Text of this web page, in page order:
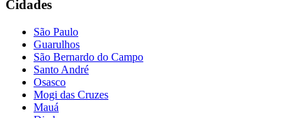
Cidades
São Paulo
Guarulhos
São Bernardo do Campo
Santo André
Osasco
Mogi das Cruzes
Mauá